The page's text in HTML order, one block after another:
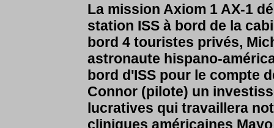
La mission Axiom 1 AX-1
station ISS à bord de la
bord 4 touristes privés,
astronaute hispano-
bord d'ISS pour le compte
Connor (pilote) un
lucratives qui travaillera
cliniques américaines